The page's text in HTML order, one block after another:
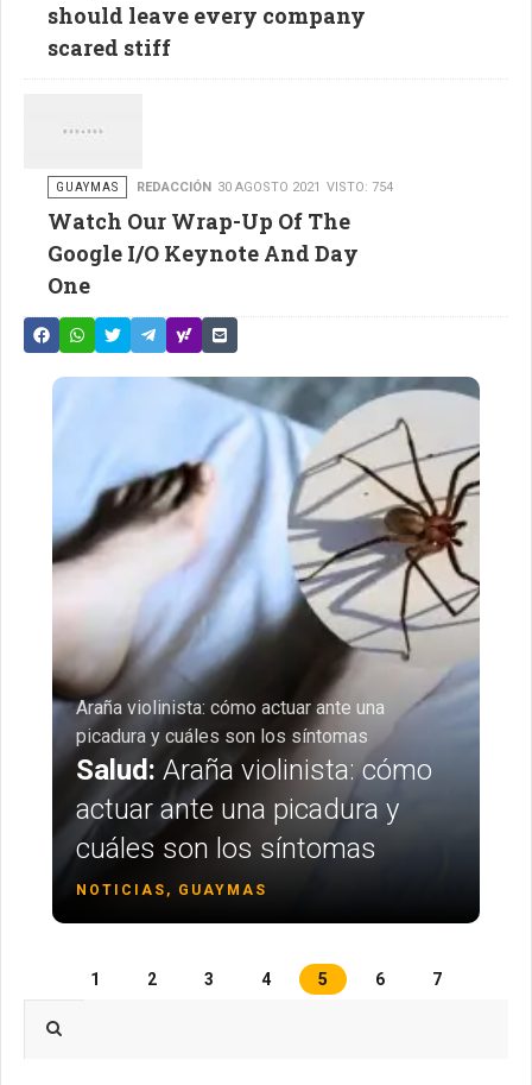
should leave every company
scared stiff
GUAYMAS REDACCIÓN 30 AGOSTO 2021 VISTO: 754
Watch Our Wrap-Up Of The
Google I/O Keynote And Day
One
Araña violinista: cómo actuar ante una
picadura y cuáles son los síntomas
Salud: Araña violinista: cómo
actuar ante una picadura y
cuáles son los síntomas
NOTICIAS, GUAYMAS
1 2 3 4 5 6
7